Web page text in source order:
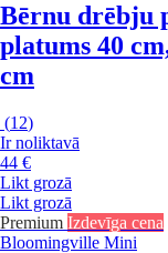
Bērnu drēbju
platums 40
cm
(12)
Ir noliktavā
44 €
Likt grozā
Likt grozā
Premium Izdevīga cena
Bloomingville Mini